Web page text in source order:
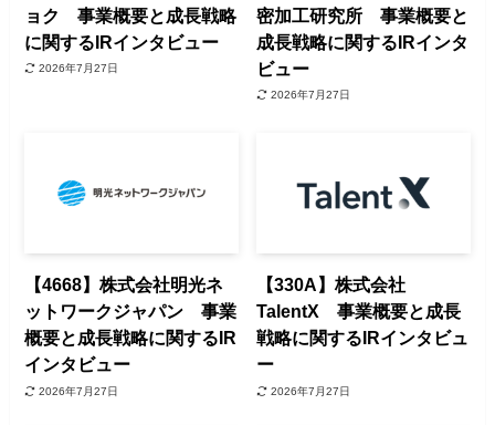
ョク 事業概要と成長戦略
に関するIRインタビュー
2026年7月27日
密加工研究所 事業概要と
成長戦略に関するIRインタ
ビュー
2026年7月27日
【4668】株式会社明光ネ
ットワークジャパン 事業
概要と成長戦略に関するIR
インタビュー
2026年7月27日
【330A】株式会社
TalentX 事業概要と成長
戦略に関するIRインタビュ
ー
2026年7月27日